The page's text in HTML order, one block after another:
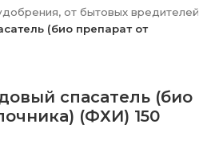
от бытовых вредителей
(био препарат от
спасатель (био
(ФХИ) 150